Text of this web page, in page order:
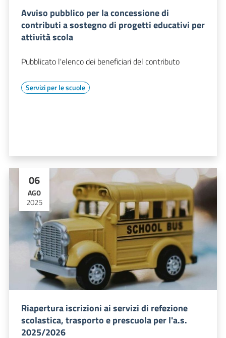
Avviso pubblico per la concessione di
contributi a sostegno di progetti educativi per
attività scola
Pubblicato l'elenco dei beneficiari del contributo
Servizi per le scuole
06
AGO
2025
Riapertura iscrizioni ai servizi di refezione
scolastica, trasporto e prescuola per l'a.s.
2025/2026